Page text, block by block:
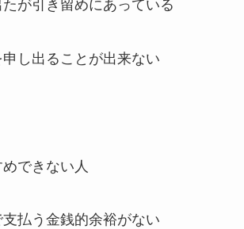
たが引き留めにあっている
申し出ることが出来ない
できない人
支払う金銭的余裕がない